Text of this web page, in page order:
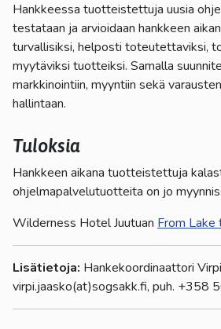
Hankkeessa tuotteistettuja uusia
testataan ja arvioidaan hankkeen
turvallisiksi, helposti toteutettaviksi,
myytäviksi tuotteiksi. Samalla
markkinointiin, myyntiin sekä
hallintaan.
Tuloksia
Hankkeen aikana tuotteistettuja
ohjelmapalvelutuotteita on jo
Wilderness Hotel Juutuan From
Lisätietoja: Hankekoordinaattori
virpi.jaasko(at)sogsakk.fi, puh. +358